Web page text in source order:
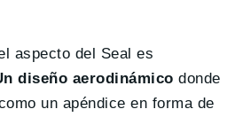
aspecto del Seal es
diseño aerodinámico donde
un apéndice en forma de